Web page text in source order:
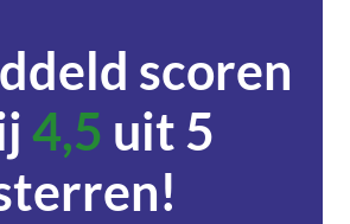
scoren
4,5 uit 5